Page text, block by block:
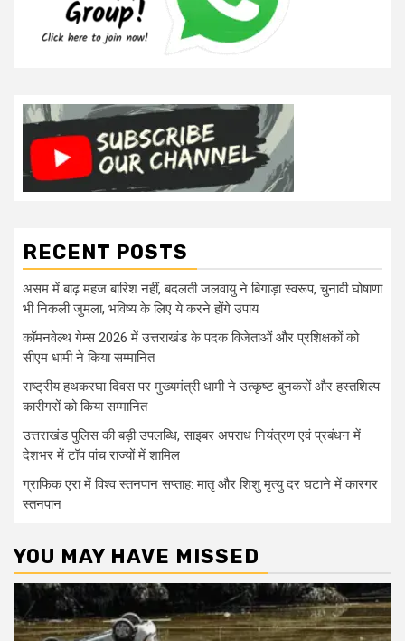
RECENT POSTS
असम में बाढ़ महज बारिश नहीं, बदलती जलवायु ने बिगाड़ा स्वरूप, चुनावी घोषाणा
भी निकली जुमला, भविष्य के लिए ये करने होंगे उपाय
कॉमनवेल्थ गेम्स 2026 में उत्तराखंड के पदक विजेताओं और प्रशिक्षकों को
सीएम धामी ने किया सम्मानित
राष्ट्रीय हथकरघा दिवस पर मुख्यमंत्री धामी ने उत्कृष्ट बुनकरों और हस्तशिल्प
कारीगरों को किया सम्मानित
उत्तराखंड पुलिस की बड़ी उपलब्धि, साइबर अपराध नियंत्रण एवं प्रबंधन में
देशभर में टॉप पांच राज्यों में शामिल
ग्राफिक एरा में विश्व स्तनपान सप्ताह: मातृ और शिशु मृत्यु दर घटाने में कारगर
स्तनपान
YOU MAY HAVE MISSED